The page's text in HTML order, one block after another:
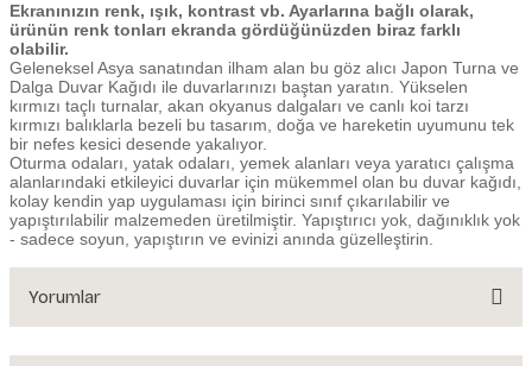
Ekranınızın renk, ışık, kontrast vb. Ayarlarına bağlı olarak,
ürünün renk tonları ekranda gördüğünüzden biraz farklı
olabilir.
Geleneksel Asya sanatından ilham alan bu göz alıcı Japon Turna ve
Dalga Duvar Kağıdı ile duvarlarınızı baştan yaratın. Yükselen
kırmızı taçlı turnalar, akan okyanus dalgaları ve canlı koi tarzı
kırmızı balıklarla bezeli bu tasarım, doğa ve hareketin uyumunu tek
bir nefes kesici desende yakalıyor.
Oturma odaları, yatak odaları, yemek alanları veya yaratıcı çalışma
alanlarındaki etkileyici duvarlar için mükemmel olan bu duvar kağıdı,
kolay kendin yap uygulaması için birinci sınıf çıkarılabilir ve
yapıştırılabilir malzemeden üretilmiştir. Yapıştırıcı yok, dağınıklık yok
- sadece soyun, yapıştırın ve evinizi anında güzelleştirin.
Yorumlar